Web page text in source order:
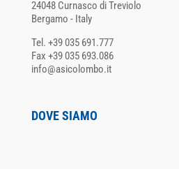
24048 Curnasco di Treviolo
Bergamo - Italy
Tel. +39 035 691.777
Fax +39 035 693.086
info@asicolombo.it
DOVE SIAMO